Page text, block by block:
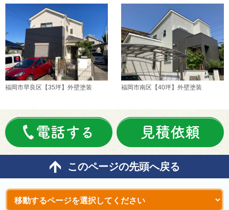
福岡市早良区【35坪】外壁塗装 福岡市南区【40坪】外壁塗装
電話する 見積依頼
このページの先頭へ戻る